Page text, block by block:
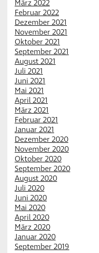
März 2022
Februar 2022
Dezember 2021
November 2021
Oktober 2021
September 2021
August 2021
Juli 2021
Juni 2021
Mai 2021
April 2021
März 2021
Februar 2021
Januar 2021
Dezember 2020
November 2020
Oktober 2020
September 2020
August 2020
Juli 2020
Juni 2020
Mai 2020
April 2020
März 2020
Januar 2020
September 2019